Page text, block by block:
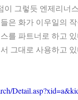
그렇듯 엔제리너
은 화가 이우일의
를 파트너로 하고
그대로 사용하고